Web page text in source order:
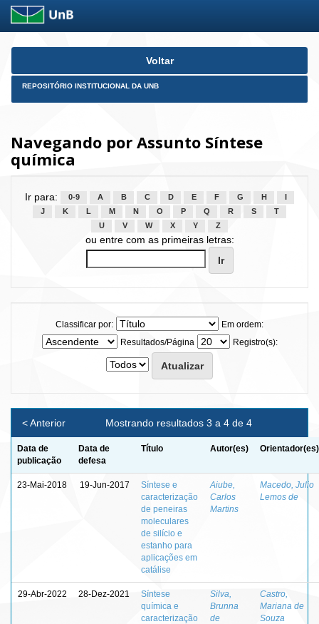
Skip
Voltar
REPOSITÓRIO INSTITUCIONAL DA UNB
Navegando por Assunto Síntese
química
Ir para: 0-9 A B C D E F G H
J
K L M N O P Q R S
T
U
V W X Y Z
ou entre com as primeiras letras:
Classificar por:
Em ordem:
Resultados/Página
Registro(s):
Mostrando resultados 3 a 4 de 4
< Anterior
Data de
publicação
Data de
defesa
Título Autor(es) Orientador(es)
23-Mai-2018 19-Jun-2017
Síntese e
caracterização
de peneiras
moleculares
de silício e
estanho para
aplicações em
catálise
Aiube,
Carlos
Martins
Macedo, Julio
Lemos de
29-Abr-2022 28-Dez-2021
Síntese
química e
caracterização
Silva,
Brunna
de
Castro,
Mariana de
Souza